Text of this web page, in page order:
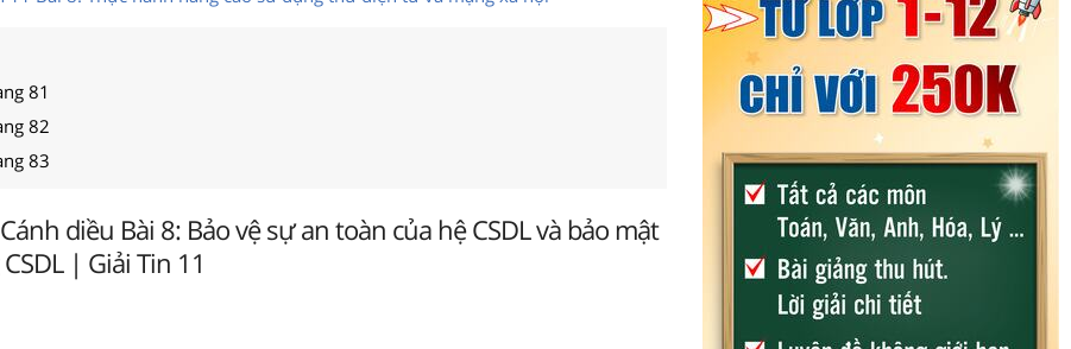
81
82
83
diều Bài 8: Bảo vệ sự an toàn của hệ CSDL và bảo mật
| Giải Tin 11